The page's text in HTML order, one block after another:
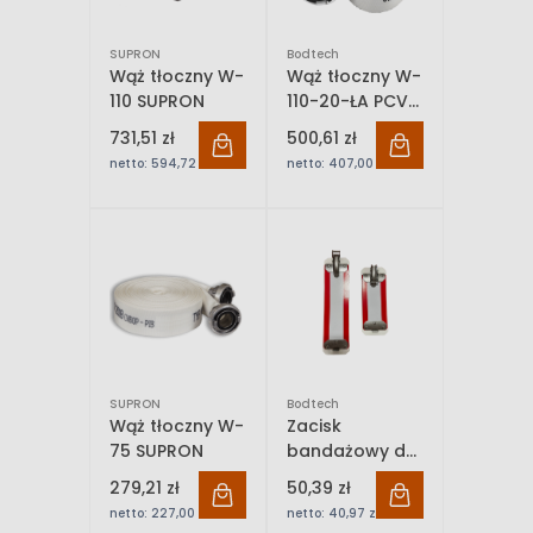
SUPRON
Wąż tłoczny W-
110 SUPRON
731,51 zł
netto: 594,72 zł
Bodtech
Wąż tłoczny W-
110-20-ŁA PCV
Bodtech
500,61 zł
netto: 407,00 zł
SUPRON
Wąż tłoczny W-
75 SUPRON
279,21 zł
netto: 227,00 zł
Bodtech
Zacisk
bandażowy do
węża
strażackiego
52/75mm
50,39 zł
netto: 40,97 zł